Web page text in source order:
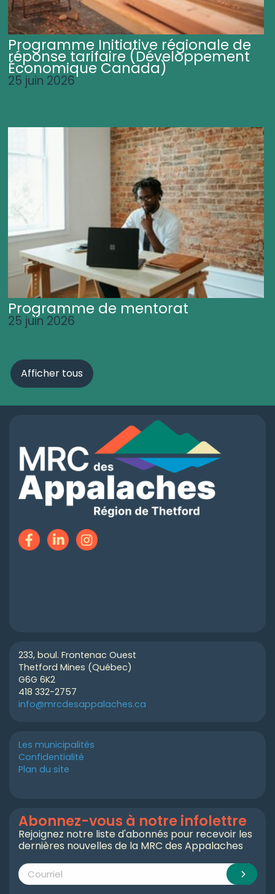
Programme Initiative régionale de
réponse tarifaire (Développement
Économique Canada)
25 juin 2026
Programme de mentorat
25 juin 2026
Afficher tous
233, boul. Frontenac Ouest
Thetford Mines (Québec)
G6G 6K2
418 332-2757
info@mrcdesappalaches.ca
Les municipalités
Confidentialité
Plan du site
Abonnez-vous à notre infolettre
Rejoignez notre liste d'abonnés pour recevoir les
dernières nouvelles de la MRC des Appalaches